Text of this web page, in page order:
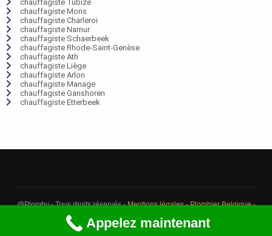
chauffagiste Tubize
chauffagiste Mons
chauffagiste Charleroi
chauffagiste Namur
chauffagiste Schaerbeek
chauffagiste Rhode-Saint-Genèse
chauffagiste Ath
chauffagiste Liège
chauffagiste Arlon
chauffagiste Manage
chauffagiste Ganshoren
chauffagiste Etterbeek
@Plomby - Tous droits réservés -Mentions légales-Plombier Belgique-
Débouchage Belgique
Appelez maintenant